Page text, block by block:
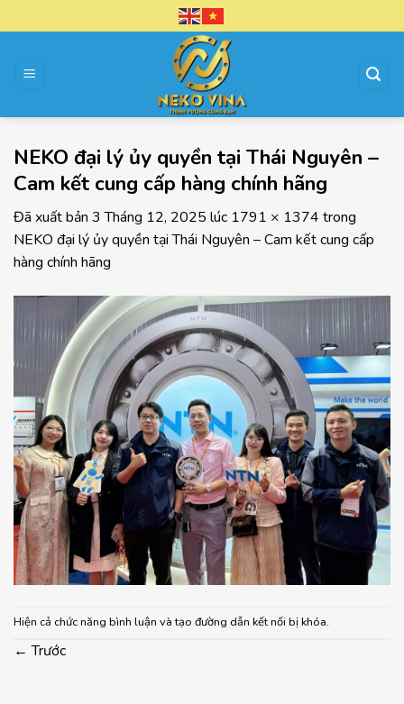
đến
dung
NEKO đại lý ủy quyền tại Thái Nguyên –
Cam kết cung cấp hàng chính hãng
Đã xuất bản 3 Tháng 12, 2025 lúc 1791 × 1374 trong
NEKO đại lý ủy quyền tại Thái Nguyên – Cam kết cung cấp
hàng chính hãng
Hiện cả chức năng bình luận và tạo đường dẫn kết nối bị khóa.
← Trước